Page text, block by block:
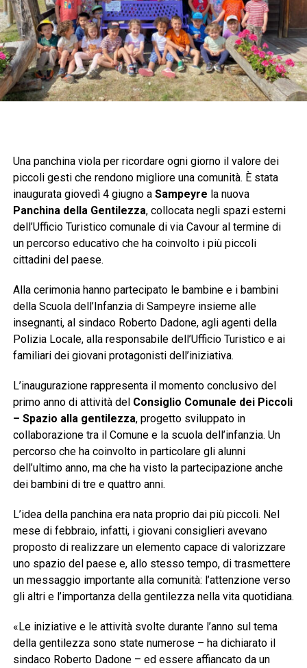
Una panchina viola per ricordare ogni giorno il valore dei
piccoli gesti che rendono migliore una comunità. È stata
inaugurata giovedì 4 giugno a Sampeyre la nuova
Panchina della Gentilezza, collocata negli spazi esterni
dell’Ufficio Turistico comunale di via Cavour al termine di
un percorso educativo che ha coinvolto i più piccoli
cittadini del paese.
Alla cerimonia hanno partecipato le bambine e i bambini
della Scuola dell’Infanzia di Sampeyre insieme alle
insegnanti, al sindaco Roberto Dadone, agli agenti della
Polizia Locale, alla responsabile dell’Ufficio Turistico e ai
familiari dei giovani protagonisti dell’iniziativa.
L’inaugurazione rappresenta il momento conclusivo del
primo anno di attività del Consiglio Comunale dei Piccoli
– Spazio alla gentilezza, progetto sviluppato in
collaborazione tra il Comune e la scuola dell’infanzia. Un
percorso che ha coinvolto in particolare gli alunni
dell’ultimo anno, ma che ha visto la partecipazione anche
dei bambini di tre e quattro anni.
L’idea della panchina era nata proprio dai più piccoli. Nel
mese di febbraio, infatti, i giovani consiglieri avevano
proposto di realizzare un elemento capace di valorizzare
uno spazio del paese e, allo stesso tempo, di trasmettere
un messaggio importante alla comunità: l’attenzione verso
gli altri e l’importanza della gentilezza nella vita quotidiana.
«Le iniziative e le attività svolte durante l’anno sul tema
della gentilezza sono state numerose – ha dichiarato il
sindaco Roberto Dadone – ed essere affiancato da un